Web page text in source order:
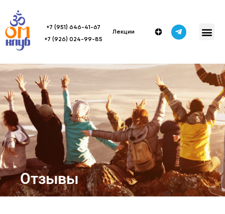
+7 (951) 646-41-67
+7 (926) 024-99-85
Лекции
Отзывы